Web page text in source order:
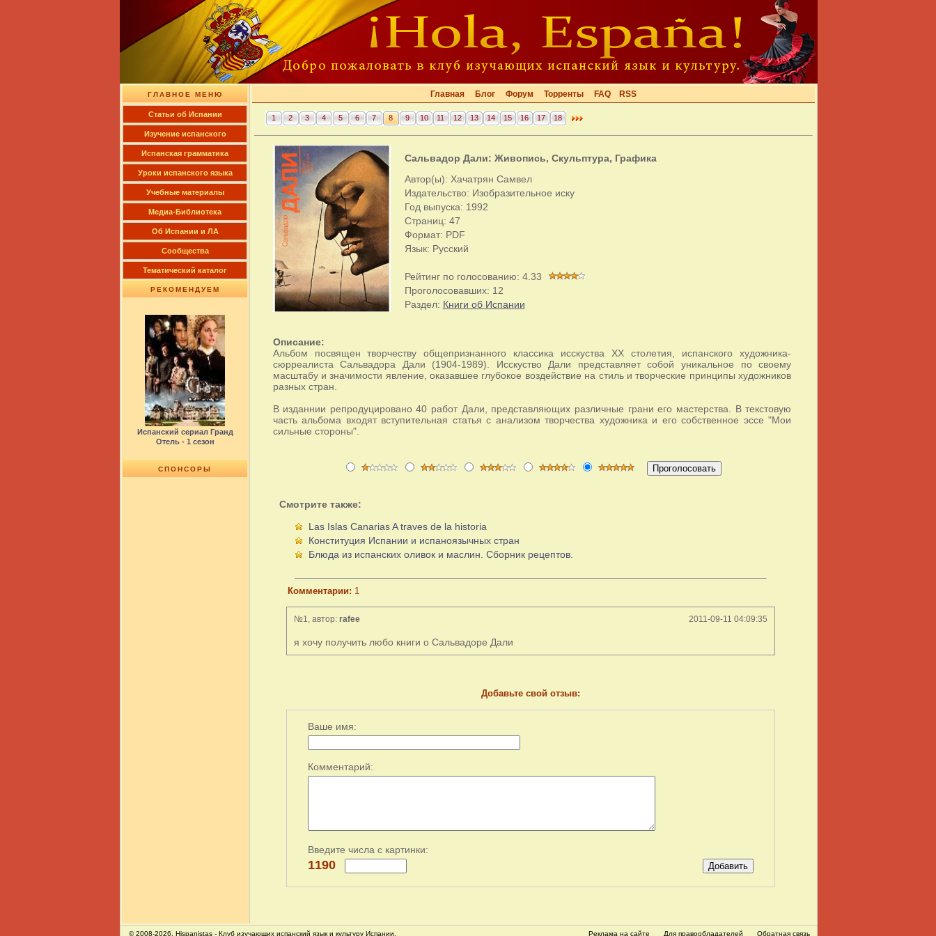
ГЛАВНОЕ МЕНЮ
Cтатьи об Испании
Изучение испанского
Испанская грамматика
Уроки испанского языка
Учебные материалы
Медиа-Библиотека
Об Испании и ЛА
Сообщества
Тематический каталог
РЕКОМЕНДУЕМ
Испанский сериал Гранд
Отель - 1 сезон
СПОНСОРЫ
Главная Блог Форум Торренты FAQ RSS
1 2 3 4 5 6 7 8 9 10 11 12 13 14 15 16 17 18
Сальвадор Дали: Живопись, Скульптура, Графика
Автор(ы): Хачатрян Самвел
Издательство: Изобразительное иску
Год выпуска: 1992
Страниц: 47
Формат: PDF
Язык: Русский
Рейтинг по голосованию: 4.33
Проголосовавших: 12
Раздел: Книги об Испании
Описание:
Альбом посвящен творчеству общепризнанного классика исскуства XX столетия, испанского художника-
сюрреалиста Сальвадора Дали (1904-1989). Исскуство Дали представляет собой уникальное по своему
масштабу и значимости явление, оказавшее глубокое воздействие на стиль и творческие принципы художников
разных стран.
В изданнии репродуцировано 40 работ Дали, представляющих различные грани его мастерства. В текстовую
часть альбома входят вступительная статья с анализом творчества художника и его собственное эссе "Мои
сильные стороны".
Смотрите также:
Las Islas Canarias A traves de la historia
Конституция Испании и испаноязычных стран
Блюда из испанских оливок и маслин. Сборник рецептов.
Комментарии: 1
№1, автор: rafee 2011-09-11 04:09:35
я хочу получить любо книги о Сальвадоре Дали
Добавьте свой отзыв:
Ваше имя:
Комментарий:
Введите числа с картинки:
1190
© 2008-2026, Hispanistas - Клуб изучающих испанский язык и культуру Испании. Обратная связь
Для правообладателей
Реклама на сайте